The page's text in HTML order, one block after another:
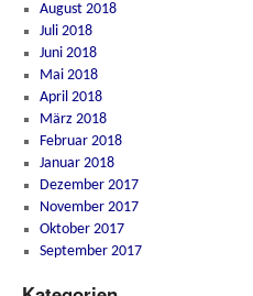
August 2018
Juli 2018
Juni 2018
Mai 2018
April 2018
März 2018
Februar 2018
Januar 2018
Dezember 2017
November 2017
Oktober 2017
September 2017